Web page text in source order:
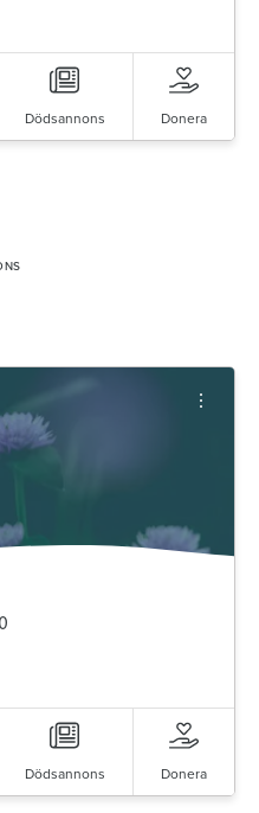
Dödsannons Donera
Dödsannons Donera